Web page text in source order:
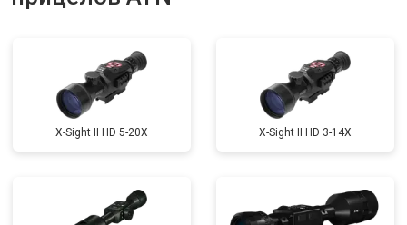
X-Sight II HD 5-20X X-Sight II HD 3-14X